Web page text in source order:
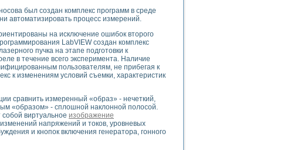
Instruments
систем управления электрооборудованием на электроподвижном составе
эмиссии
и параметров силовых полупроводниковых приборов
был создан комплекс программ в среде
автоматизировать процесс измерений.
на исключение ошибок второго
LabVIEW создан комплекс
пучка на этапе подготовки к
в течение всего эксперимента. Наличие
пользователям, не прибегая к
к изменениям условий съемки, характеристик
сравнить измеренный «образ» - нечеткий,
«образом» - сплошной наклонной полосой.
виртуальное изображение
напряжений и токов, уровневых
и кнопок включения генератора, гонного